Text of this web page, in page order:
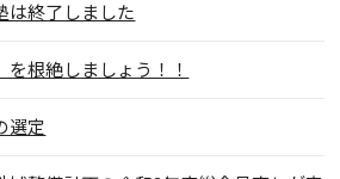
は終了しました
根絶しましょう！！
選定